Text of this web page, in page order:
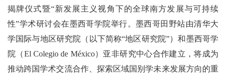
揭牌仪式暨“新发展主义视角下的全球南方发展与可持续
性”学术研讨会在墨西哥学院举行。墨西哥田野站由清华大
学国际与地区研究院（以下简称“地区研究院”）和墨西哥学
院（El Colegio de México）亚非研究中心合作建立，将成为
推动跨国学术交流合作、探索区域国别学未来发展方向的重